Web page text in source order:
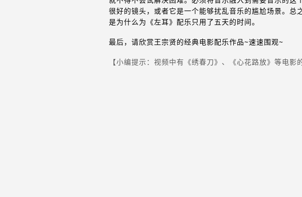
很好的镜头，或者它是一个能够扰乱音乐的尴尬场景。
是为什么为《左耳》配乐只用了五天的时间。
最后，请欣赏王宗贤的经典电影配乐作品~速速围观~
【小编提示：视频中有《绣春刀》、《心花路放》等电影